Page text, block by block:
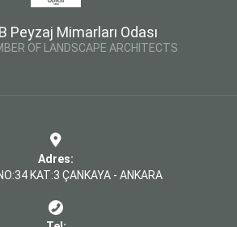
Peyzaj Mimarları Odası
OF LANDSCAPE ARCHITECTS
Adres:
KAT:3 ÇANKAYA - ANKARA